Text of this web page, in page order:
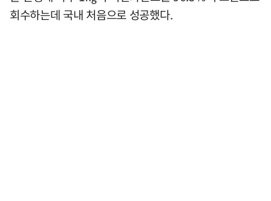
회수하는데 국내 처음으로 성공했다.